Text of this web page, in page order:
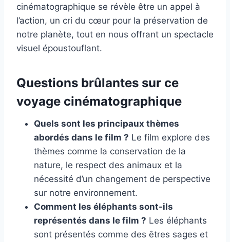
cinématographique se révèle être un appel à
l’action, un cri du cœur pour la préservation de
notre planète, tout en nous offrant un spectacle
visuel époustouflant.
Questions brûlantes sur ce
voyage cinématographique
Quels sont les principaux thèmes
abordés dans le film ? Le film explore des
thèmes comme la conservation de la
nature, le respect des animaux et la
nécessité d’un changement de perspective
sur notre environnement.
Comment les éléphants sont-ils
représentés dans le film ? Les éléphants
sont présentés comme des êtres sages et